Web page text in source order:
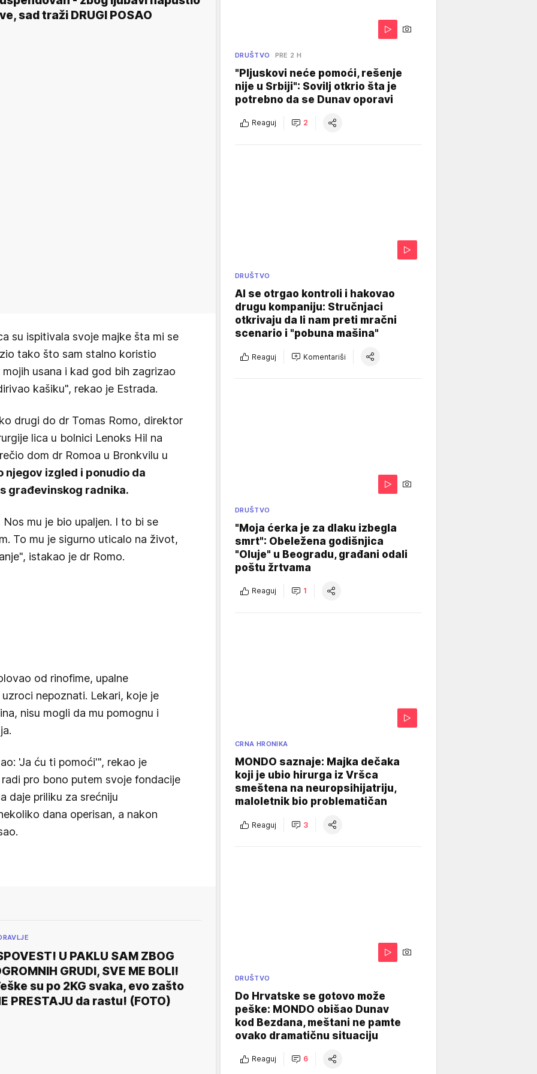
sad traži DRUGI POSAO
su ispitivala svoje majke šta mi se
tako što sam stalno koristio
usana i kad god bih zagrizao
kašiku", rekao je Estrada.
drugi do dr Tomas Romo, direktor
lica u bolnici Lenoks Hil na
dom dr Romoa u Bronkvilu u
njegov izgled i ponudio da
građevinskog radnika.
mu je bio upaljen. I to bi se
To mu je sigurno uticalo na život,
istakao je dr Romo.
od rinofime, upalne
nepoznati. Lekari, koje je
nisu mogli da mu pomognu i
'Ja ću ti pomoći'", rekao je
pro bono putem svoje fondacije
daje priliku za srećniju
dana operisan, a nakon
U PAKLU SAM ZBOG
GRUDI, SVE ME BOLI!
su po 2KG svaka, evo zašto
PRESTAJU da rastu! (FOTO)
DRUŠTVO PRE 2 H
"Pljuskovi neće pomoći, rešenje
nije u Srbiji": Sovilj otkrio šta je
potrebno da se Dunav oporavi
Reaguj 2
DRUŠTVO
AI se otrgao kontroli i hakovao
drugu kompaniju: Stručnjaci
otkrivaju da li nam preti mračni
scenario i "pobuna mašina"
Reaguj Komentariši
DRUŠTVO
"Moja ćerka je za dlaku izbegla
smrt": Obeležena godišnjica
"Oluje" u Beogradu, građani odali
poštu žrtvama
Reaguj 1
CRNA HRONIKA
MONDO saznaje: Majka dečaka
koji je ubio hirurga iz Vršca
smeštena na neuropsihijatriju,
maloletnik bio problematičan
Reaguj 3
DRUŠTVO
Do Hrvatske se gotovo može
peške: MONDO obišao Dunav
kod Bezdana, meštani ne pamte
ovako dramatičnu situaciju
Reaguj 6